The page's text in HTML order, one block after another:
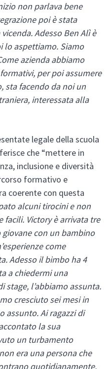
non parlava bene
poi è stata
Adesso Ben Alì è
lo aspettiamo. Siamo
azienda abbiamo
per poi assumere
sta facendo da noi un
interessata alla
legale della scuola
che “mettere in
inclusione e diversità
formativo e
coerente con questa
alcuni tirocini e non
Victory è arrivata tre
con un bambino
come
Adesso il bimbo ha 4
a chiedermi una
stage, l’abbiamo assunta.
cresciuto sei mesi in
assunto. Ai ragazzi di
la sua
un turbamento
era una persona che
quotidianamente.